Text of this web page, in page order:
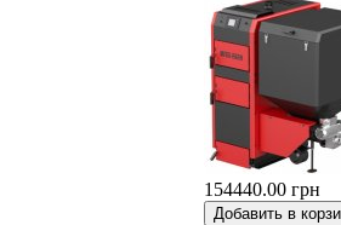
154440.00 грн